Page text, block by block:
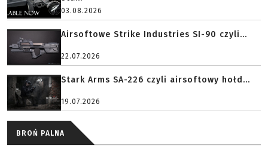
03.08.2026
Airsoftowe Strike Industries SI-90 czyli...
22.07.2026
Stark Arms SA-226 czyli airsoftowy hołd...
19.07.2026
BROŃ PALNA